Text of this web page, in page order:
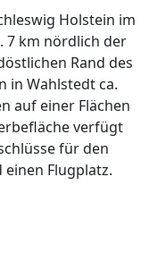
Holstein im
7 km nördlich der
Rand des
in Wahlstedt ca.
auf einer Flächen
verfügt
für den
Flugplatz.